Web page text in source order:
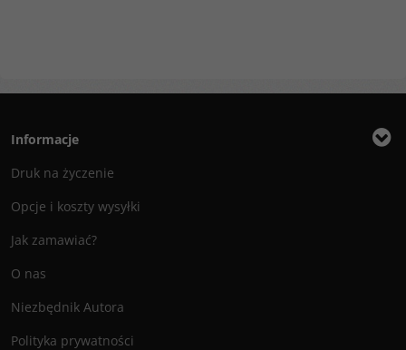
Informacje
Druk na życzenie
Opcje i koszty wysyłki
Jak zamawiać?
O nas
Niezbędnik Autora
Polityka prywatności